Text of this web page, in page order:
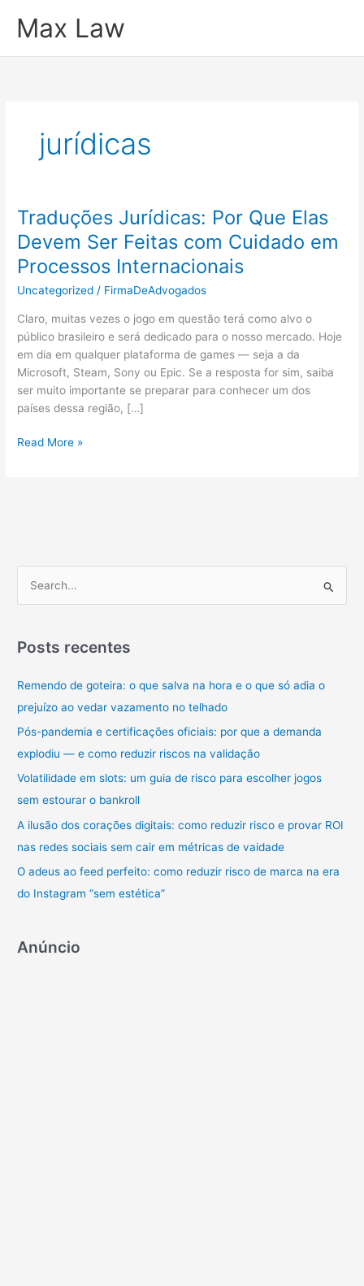
paraMax Law
jurídicas
Traduções Jurídicas: Por Que Elas
Devem Ser Feitas com Cuidado em
Processos Internacionais
Uncategorized / FirmaDeAdvogados
Claro, muitas vezes o jogo em questão terá como alvo o
público brasileiro e será dedicado para o nosso mercado. Hoje
em dia em qualquer plataforma de games — seja a da
Microsoft, Steam, Sony ou Epic. Se a resposta for sim, saiba
ser muito importante se preparar para conhecer um dos
países dessa região, […]
Traduções
Feitas
com
Cuidado
Processos
Internacionais
Read More »
q
i
s
a
r
p
o
Posts recentes
Remendo de goteira: o que salva na hora e o que só adia o
prejuízo ao vedar vazamento no telhado
Pós-pandemia e certificações oficiais: por que a demanda
explodiu — e como reduzir riscos na validação
Volatilidade em slots: um guia de risco para escolher jogos
sem estourar o bankroll
A ilusão dos corações digitais: como reduzir risco e provar ROI
nas redes sociais sem cair em métricas de vaidade
O adeus ao feed perfeito: como reduzir risco de marca na era
do Instagram “sem estética”
Anúncio